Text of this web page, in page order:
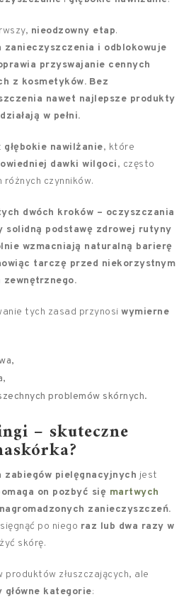
nieodzowny etap.
zanieczyszczenia i odblokowuje
przyswajanie cennych
z kosmetyków. Bez
nawet najlepsze produkty
w pełni.
głębokie nawilżanie, które
dawki wilgoci, często
różnych czynników.
dwóch kroków – oczyszczania
solidną podstawę zdrowej rutyny
wzmacniają naturalną barierę
tarczę przed niekorzystnym
zewnętrznego.
tych zasad przynosi wymierne
problemów skórnych.
– skuteczne
zabiegów pielęgnacyjnych jest
on pozbyć się martwych
zanieczyszczeń.
po niego raz lub dwa razy w
skórę.
produktów złuszczających, ale
główne kategorie: